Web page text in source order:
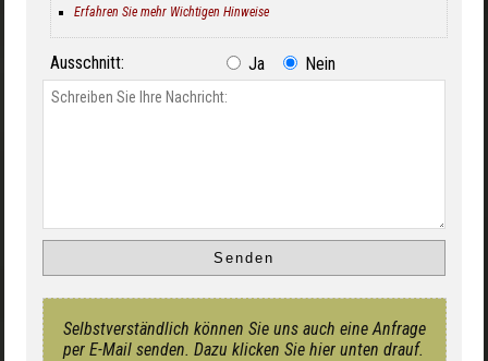
Erfahren Sie mehr Wichtigen Hinweise
Ausschnitt: Ja Nein
Selbstverständlich können Sie uns auch eine Anfrage
per E-Mail senden. Dazu klicken Sie hier unten drauf.